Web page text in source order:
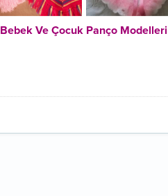
Bebek Ve Çocuk Panço Modelleri